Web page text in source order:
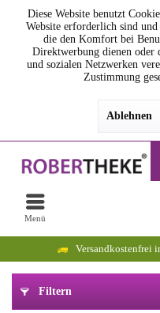
Diese Website benutzt
Website erforderlich sind und
die den Komfort bei
Direktwerbung dienen oder
und sozialen Netzwerken
Zustimmung
Ablehnen
Versandkostenfrei
Menü
Filtern